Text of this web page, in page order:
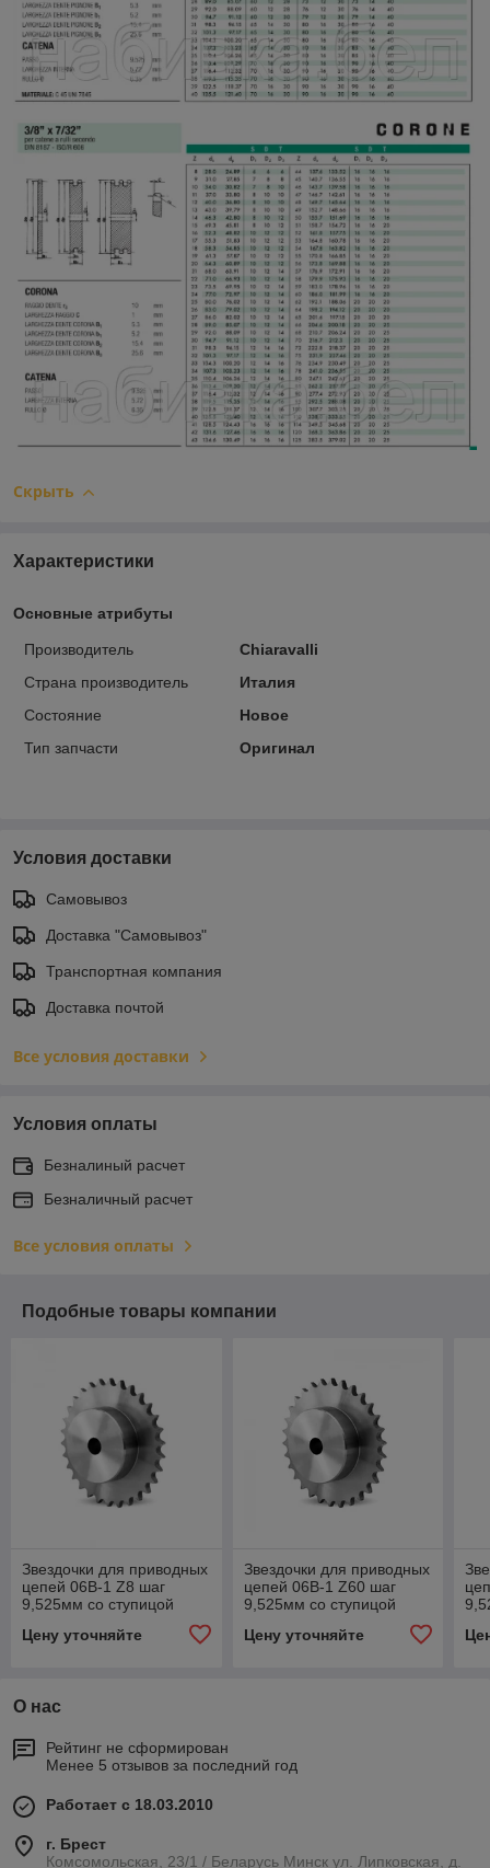
Скрыть
Характеристики
Основные атрибуты
Производитель
Chiaravalli
Страна производитель
Италия
Состояние
Новое
Тип запчасти
Оригинал
Условия доставки
Самовывоз
Доставка "Самовывоз"
Транспортная компания
Доставка почтой
Все условия доставки
Условия оплаты
Безналиный расчет
Безналичный расчет
Все условия оплаты
Подобные товары компании
Звездочки для приводных
цепей 06B-1 Z8 шаг
9,525мм со ступицой
Цену уточняйте
Звездочки для приводных
цепей 06B-1 Z60 шаг
9,525мм со ступицой
Цену уточняйте
О нас
Рейтинг не сформирован
Менее 5 отзывов за последний год
Работает с 18.03.2010
г. Брест
Комсомольская, 23/1 / Беларусь Минск ул. Липковская, д.